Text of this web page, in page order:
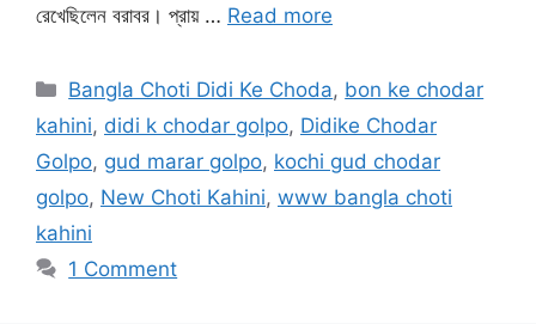
রেখেছিলেন বরাবর। প্রায় … Read more
Categories
Bangla Choti Didi Ke Choda, bon ke chodar
kahini, didi k chodar golpo, Didike Chodar
Golpo, gud marar golpo, kochi gud chodar
golpo, New Choti Kahini, www bangla choti
kahini
1 Comment